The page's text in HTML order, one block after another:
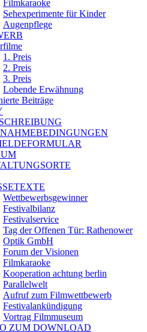
Filmkaraoke
Sehexperimente für Kinder
Augenpflege
1. Preis
2. Preis
3. Preis
Lobende Erwähnung
Beiträge
Wettbewerbsgewinner
Festivalbilanz
Festivalservice
Tag der Offenen Tür: Rathenower
Optik GmbH
Forum der Visionen
Filmkaraoke
Kooperation achtung berlin
Parallelwelt
Aufruf zum Filmwettbewerb
Festivalankündigung
Vortrag Filmmuseum
ZUM DOWNLOAD